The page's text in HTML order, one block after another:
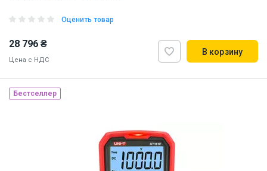
Оценить товар
28 796 ₴
Цена с НДС
В корзину
Бестселлер